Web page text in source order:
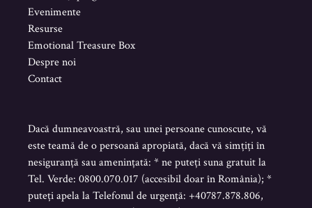
Evenimente
Resurse
Emotional Treasure Box
Despre noi
Contact
Dacă dumneavoastră, sau unei persoane cunoscute, vă
este teamă de o persoană apropiată, dacă vă simțiți în
nesiguranță sau amenințată: * ne puteți suna gratuit la
Tel. Verde: 0800.070.017 (accesibil doar în România); *
puteți apela la Telefonul de urgență: +40787.878.806,